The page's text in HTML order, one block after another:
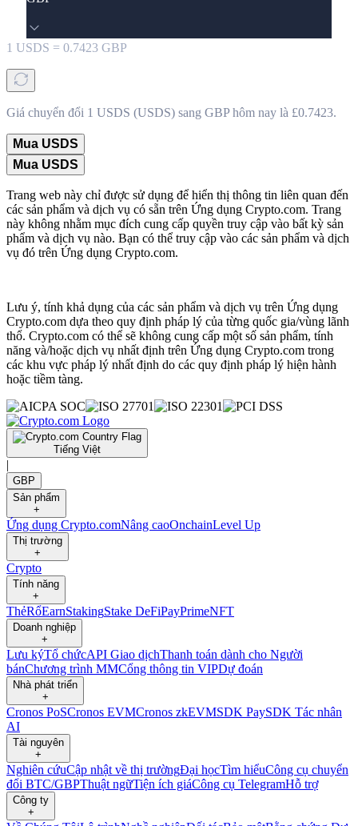
1 USDS = 0.7423 GBP
Giá chuyển đổi 1 USDS (USDS) sang GBP hôm nay là £0.7423.
Mua USDS
Mua USDS
Trang web này chỉ được sử dụng để hiển thị thông tin liên quan đến
các sản phẩm và dịch vụ có sẵn trên Ứng dụng Crypto.com. Trang
này không nhằm mục đích cung cấp quyền truy cập vào bất kỳ sản
phẩm và dịch vụ nào. Bạn có thể truy cập vào các sản phẩm và dịch
vụ đó trên Ứng dụng Crypto.com.
Lưu ý, tính khả dụng của các sản phẩm và dịch vụ trên Ứng dụng
Crypto.com dựa theo quy định pháp lý của từng quốc gia/vùng lãnh
thổ. Crypto.com có thể sẽ không cung cấp một số sản phẩm, tính
năng và/hoặc dịch vụ nhất định trên Ứng dụng Crypto.com trong
các khu vực pháp lý nhất định do các quy định pháp lý hiện hành
hoặc tiềm tàng.
Tiếng Việt
|
GBP
Sản phẩm
+
Ứng dụng Crypto.comNâng caoOnchainLevel Up
Thị trường
+
Crypto
Tính năng
+
ThẻRổEarnStakingStake DeFiPayPrimeNFT
Doanh nghiệp
+
Lưu kýTổ chứcAPI Giao dịchThanh toán dành cho Người
bánChương trình MMCổng thông tin VIPDự đoán
Nhà phát triển
+
Cronos PoSCronos EVMCronos zkEVMSDK PaySDK Tác nhân
AI
Tài nguyên
+
Nghiên cứuCập nhật về thị trườngĐại họcTìm hiểuCông cụ chuyển
đổi BTC/GBPThuật ngữTiện ích giáCông cụ TelegramHỗ trợ
Công ty
+